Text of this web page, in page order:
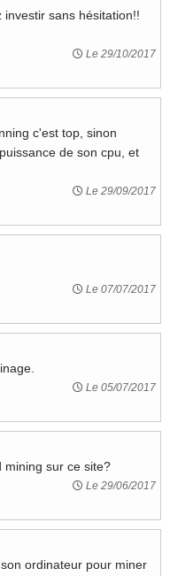
sans hésitation!!
Le 29/10/2017
c'est top, sinon
de son cpu, et
Le 29/09/2017
Le 07/07/2017
Le 05/07/2017
mining sur ce site?
Le 29/06/2017
ordinateur pour miner